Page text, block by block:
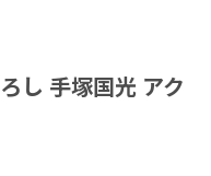
し 手塚国光 アク